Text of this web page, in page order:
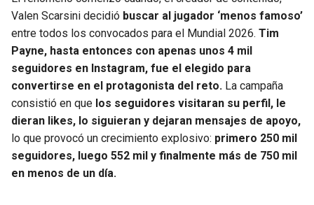
Valen Scarsini decidió buscar al jugador ‘menos famoso’
entre todos los convocados para el Mundial 2026. Tim
Payne, hasta entonces con apenas unos 4 mil
seguidores en Instagram, fue el elegido para
convertirse en el protagonista del reto. La campaña
consistió en que los seguidores visitaran su perfil, le
dieran likes, lo siguieran y dejaran mensajes de apoyo,
lo que provocó un crecimiento explosivo: primero 250 mil
seguidores, luego 552 mil y finalmente más de 750 mil
en menos de un día.